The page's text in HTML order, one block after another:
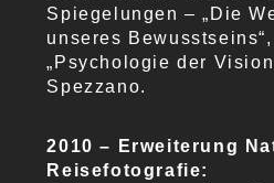
Spiegelungen – „Die
unseres
„Psychologie der
Spezzano.
2010 – Erweiterung
Reisefotografie: